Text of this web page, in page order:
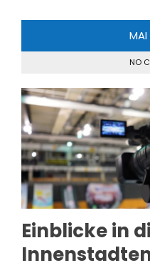
MAI
NO
Einblicke in